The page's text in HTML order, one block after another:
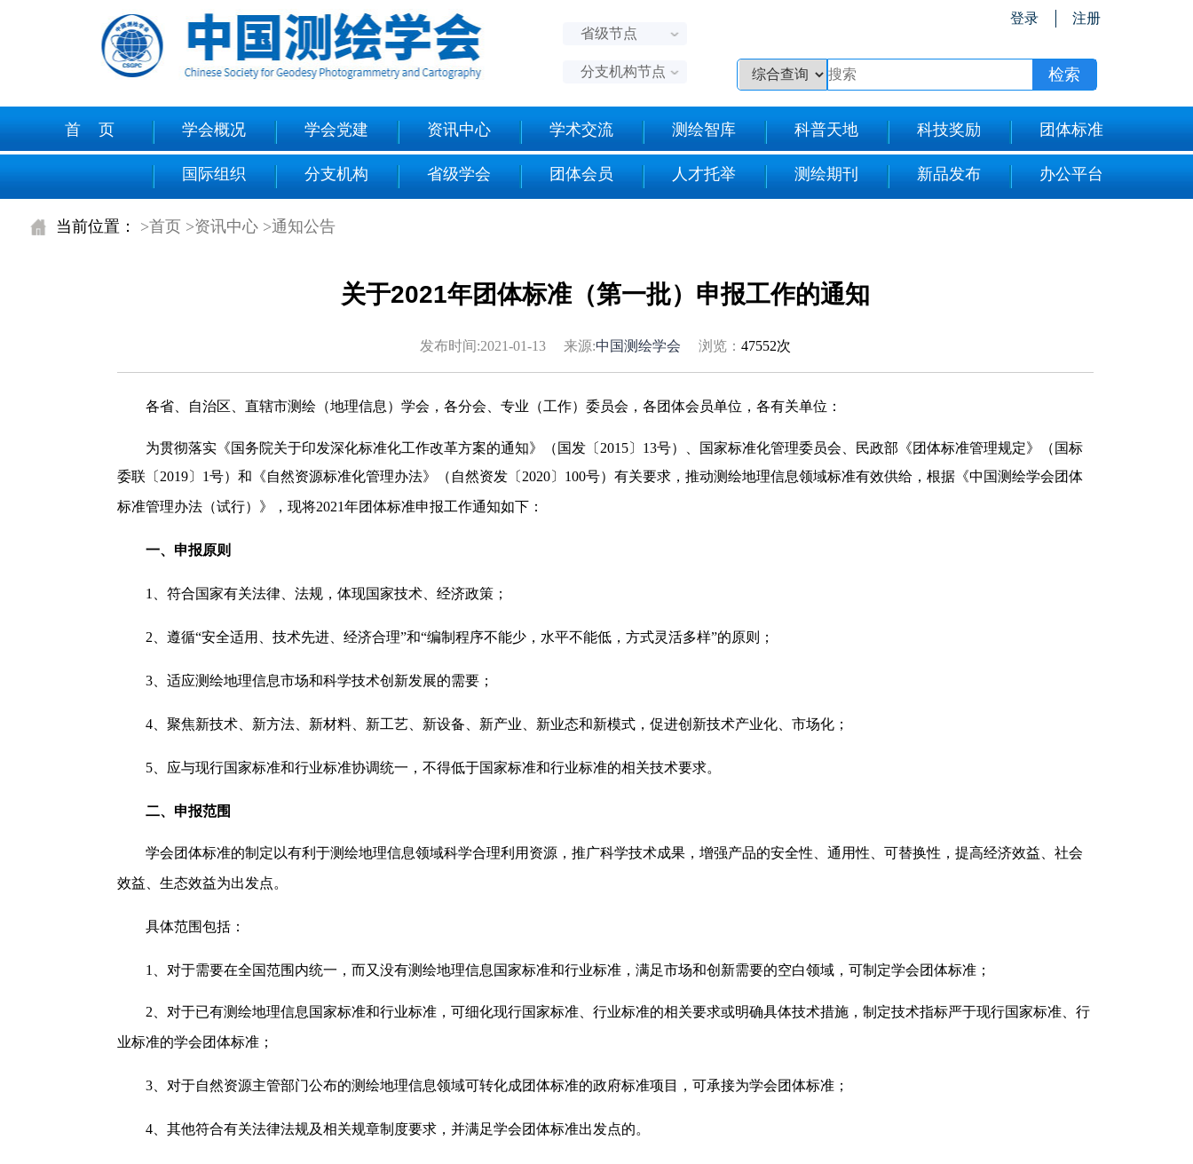
省级节点
分支机构节点
登录 注册
首 页 学会概况 学会党建 资讯中心 学术交流 测绘智库 科普天地 科技奖励 团体标准
国际组织 分支机构 省级学会 团体会员 人才托举 测绘期刊 新品发布 办公平台
当前位置： >首页 >资讯中心 >通知公告
关于2021年团体标准（第一批）申报工作的通知
发布时间:2021-01-13 来源:中国测绘学会 浏览： 47552次
各省、自治区、直辖市测绘（地理信息）学会， 各分会、专业（工作）委员会，各团体会员单位 ，各有关单位：
为贯彻落实《国务院关于印发深化标准化工作改革方案的通知》（国发〔2015〕13号）、国家标准化管理委员会、民政部《团体标准管理规定》（国标
委联〔2019〕1号）和《自然资源标准化管理办法》（自然资发〔2020〕100号）有关要求，推动测绘地理信息领域标准有效供给，根据《中国测绘学会团体
标准管理办法（试行）》，现将2021年团体标准申报工作通知如下：
一、申报原则
1、符合国家有关法律、法规，体现国家技术、经济政策；
2、遵循“安全适用、技术先进、经济合理”和“编制程序不能少，水平不能低，方式灵活多样”的原则；
3、适应测绘地理信息市场和科学技术创新发展的需要；
4、聚焦新技术、新方法、新材料、新工艺、新设备、新产业、新业态和新模式，促进创新技术产业化、市场化；
5、应与现行国家标准和行业标准协调统一，不得低于国家标准和行业标准的相关技术要求。
二、申报范围
学会团体标准的制定以有利于测绘地理信息领域科学合理利用资源，推广科学技术成果，增强产品的安全性、通用性、可替换性，提高经济效益、社会
效益、生态效益为出发点。
具体范围包括：
1、对于需要在全国范围内统一，而又没有测绘地理信息国家标准和行业标准，满足市场和创新需要的空白领域，可制定学会团体标准；
2、对于已有测绘地理信息国家标准和行业标准，可细化现行国家标准、行业标准的相关要求或明确具体技术措施，制定技术指标严于现行国家标准、行
业标准的学会团体标准；
3、对于自然资源主管部门公布的测绘地理信息领域可转化成团体标准的政府标准项目，可承接为学会团体标准；
4、其他符合有关法律法规及相关规章制度要求，并满足学会团体标准出发点的。